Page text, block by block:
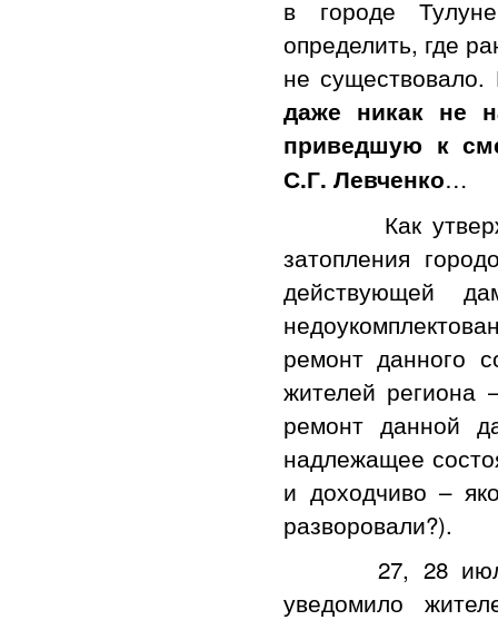
в городе
определить, где
не
даже никак не
приведшую к
С.Г. Левченко…
Как
затопления
действующей
ремонт данного
жителей региона
ремонт данной
надлежащее
и доходчиво –
разворовали?).
27, 28 июля
уведомило